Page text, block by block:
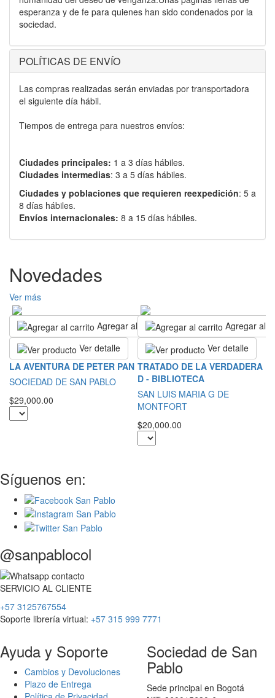
esperanza y de fe para quienes han sido condenados por la
sociedad.
POLÍTICAS DE ENVÍO
Las compras realizadas serán enviadas por transportadora
el siguiente día hábil.
Tiempos de entrega para nuestros envíos:
Ciudades principales: 1 a 3 días hábiles.
Ciudades intermedias: 3 a 5 días hábiles.
Ciudades y poblaciones que requieren reexpedición: 5 a
8 días hábiles.
Envíos internacionales: 8 a 15 días hábiles.
Novedades
Ver más
Agregar al carrito
Ver detalle
LA AVENTURA DE PETER PAN
SOCIEDAD DE SAN PABLO
$29,000.00
Agregar al
Ver detalle
TRATADO DE LA VERDADERA
D - BIBLIOTECA
SAN LUIS MARIA G DE
MONTFORT
$20,000.00
Síguenos en:
@sanpablocol
SERVICIO AL CLIENTE
+57 3125767554
Soporte librería virtual: +57 315 999 7771
Ayuda y Soporte
Cambios y Devoluciones
Plazo de Entrega
Sociedad de San
Pablo
Sede principal en Bogotá